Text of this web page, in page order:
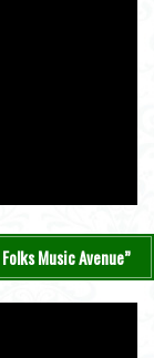
Music Avenue”